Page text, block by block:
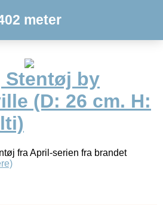
meter
Stentøj by
(D: 26 cm. H:
fra April-serien fra brandet